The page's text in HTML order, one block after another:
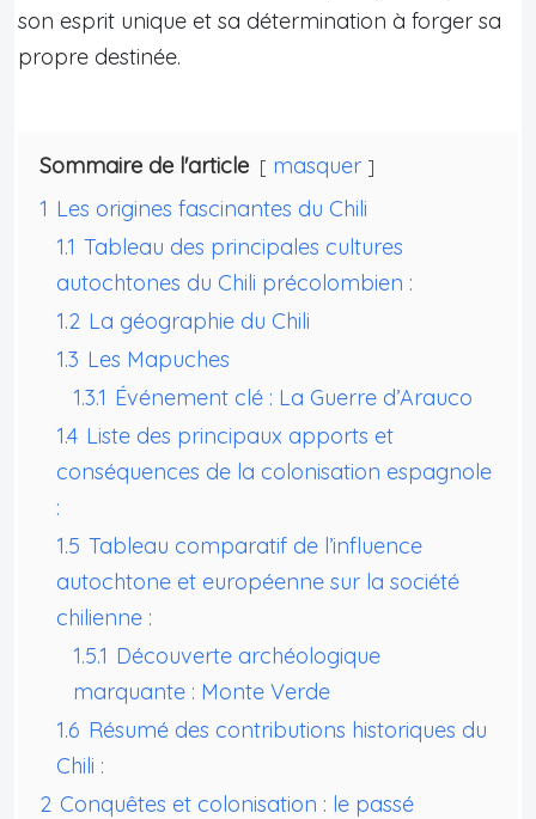
son esprit unique et sa détermination à forger sa
propre destinée.
Sommaire de l'article
masquer
1 Les origines fascinantes du Chili
1.1 Tableau des principales cultures
autochtones du Chili précolombien :
1.2 La géographie du Chili
1.3 Les Mapuches
1.3.1 Événement clé : La Guerre d’Arauco
1.4 Liste des principaux apports et
conséquences de la colonisation espagnole
:
1.5 Tableau comparatif de l’influence
autochtone et européenne sur la société
chilienne :
1.5.1 Découverte archéologique
marquante : Monte Verde
1.6 Résumé des contributions historiques du
Chili :
2 Conquêtes et colonisation : le passé